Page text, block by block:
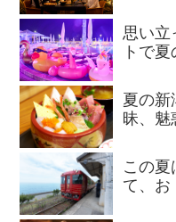
思い立
トで
夏の新
昧、魅
この夏
て、お